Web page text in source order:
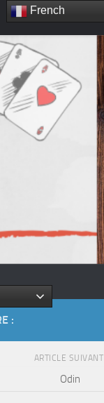
:
ARTICLE SUIVANT
Odin
French